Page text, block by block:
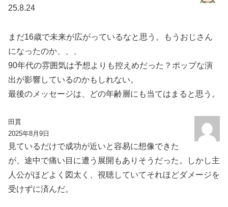
25.8.24
まだ16歳で未来が広がっているなと思う。もうおじさん
になったのか、、、
90年代の雰囲気は予想よりも控えめだった？ポップな演
出が影響しているのかもしれない。
最後のメッセージは、どの年齢層にも当てはまると思う。
田貫
2025年8月9日
見ているだけで成功が近いと容易に想像できた
が、途中で痛い目に遭う展開もありそうだった。しかし主
人公がほどよく図太く、視聴していてそれほどダメージを
受けずに済んだ。